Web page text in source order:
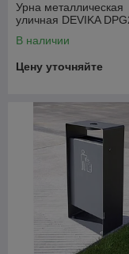
Урна металлическая
уличная DEVIKA
В наличии
Цену уточняйте